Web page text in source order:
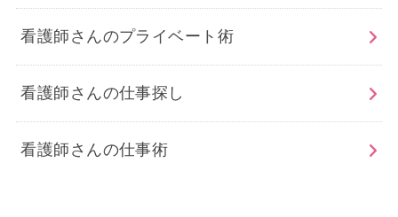
看護師さんのプライベート術
看護師さんの仕事探し
看護師さんの仕事術